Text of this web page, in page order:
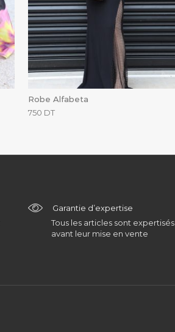
Robe Alfabeta
750 DT
Garantie d’expertise
Tous les articles sont expertisés
avant leur mise en vente